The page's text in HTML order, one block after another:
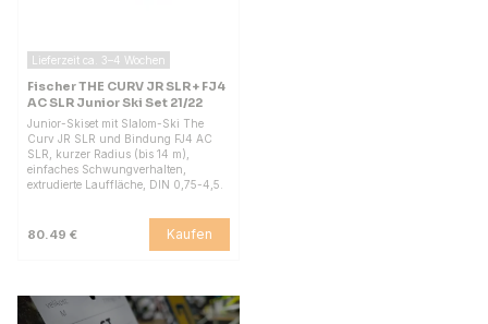
Lieferzeit ca. 3–4 Wochen
Fischer THE CURV JR SLR + FJ4
AC SLR Junior Ski Set 21/22
Junior-Skiset mit Slalom-Ski The
Curv JR SLR und Bindung FJ4 AC
SLR, kurzer Radius (bis 14 m),
einfaches Schwungverhalten,
extrudierte Lauffläche, DIN 0,75-4,5.
80.49 € Kaufen